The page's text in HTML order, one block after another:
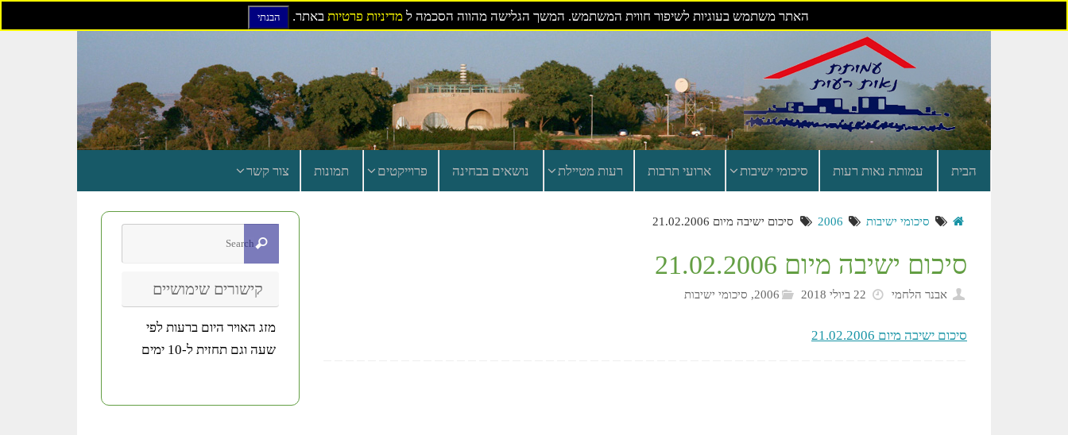
האתר משתמש בעוגיות לשיפור חווית המשתמש. המשך הגלישה מהווה הסכמה למדיניות פרטיות באתר. הבנתי
הבית עמותת נאות רעות סיכומי ישיבות ארועי תרבות רעות מטיילת נושאים בבחינה פרוייקטים תמונות צור קשר
סיכומי ישיבות 2006 סיכום ישיבה מיום 21.02.2006
סיכום ישיבה מיום 21.02.2006
אבנר הלחמי 22 ביולי 2018 2006
, סיכומי ישיבות
סיכום ישיבה מיום 21.02.2006
קישורים שימושיים
מזג האויר היום ברעות לפי
שעה וגם תחזית ל-10 ימים